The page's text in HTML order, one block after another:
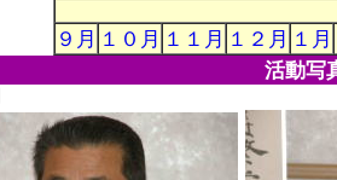
９月 １０月 １１月 １２月 １月
活動写